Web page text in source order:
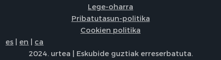
Lege-oharra
Pribatutasun-politika
Cookien politika
es | en | ca
2024. urtea | Eskubide guztiak erreserbatuta.